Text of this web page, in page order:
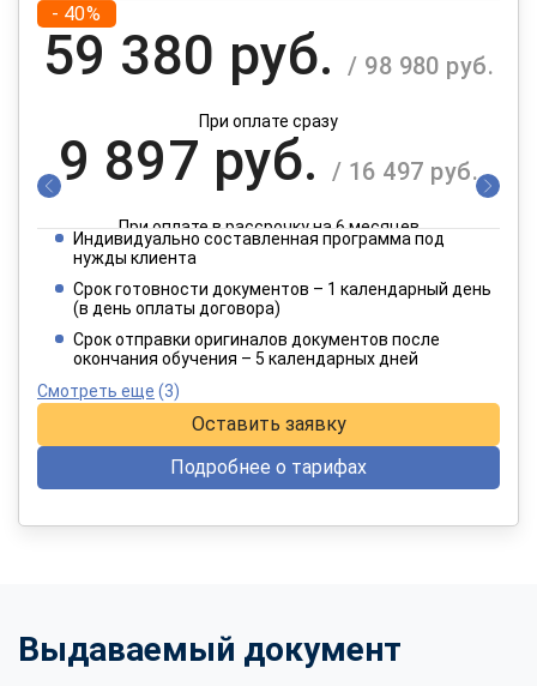
- 40%
59 380 руб. / 98 980 руб.
При оплате сразу
9 897 руб. / 16 497 руб.
При оплате в рассрочку на 6 месяцев
4 949 руб. / 8 249 руб.
При оплате в рассрочку на 12 месяцев
Индивидуально составленная программа под
нужды клиента
Срок готовности документов – 1 календарный день
(в день оплаты договора)
Срок отправки оригиналов документов после
окончания обучения – 5 календарных дней
Смотреть еще (3)
Оставить заявку
Подробнее о тарифах
Выдаваемый документ